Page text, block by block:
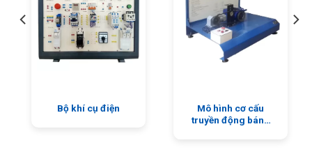
Bộ khí cụ điện
Mô hình cơ cấu
truyền động bánh